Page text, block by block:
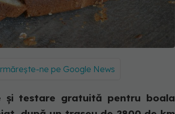
ne pe Google News
și testare gratuită pentru boala